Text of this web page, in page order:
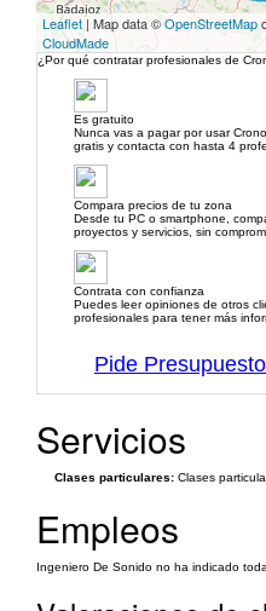
Leaflet| Map data ©OpenStreetMap
CloudMade
¿Por qué contratar profesionales de
Es gratuito
Nunca vas a pagar por usar
gratis y contacta con hasta 4
Compara precios de tu zona
Desde tu PC o smartphone,
proyectos y servicios, sin
Contrata con confianza
Puedes leer opiniones de otros
profesionales para tener más
Pide
Servicios
Clases particulares: Clases
Empleos
Ingeniero De Sonido no ha indicado